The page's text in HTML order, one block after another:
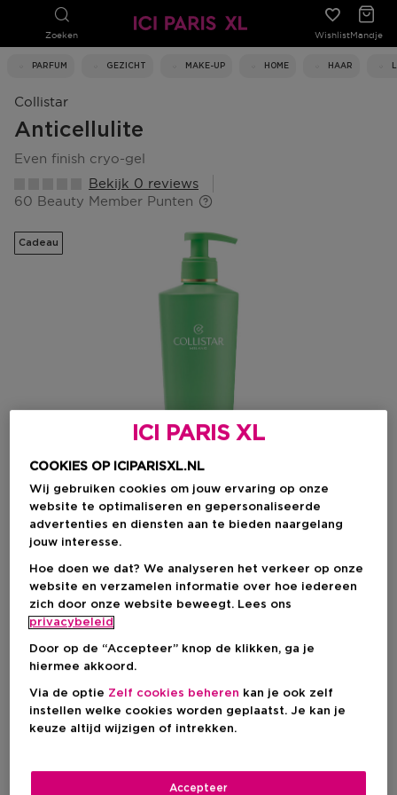
Zoeken WishlistMandje
PARFUM GEZICHT MAKE-UP HOME HAAR
Collistar
Anticellulite
even finish cryo-gel
Bekijk 0 reviews
60 Beauty Member Punten
Cadeau
Kies je formaat
400 ML
400 ML
€ 60,00
€ 60,00
ICI PARIS XL
COOKIES OP ICIPARISXL.NL
Wij gebruiken cookies om jouw ervaring op onze
website te optimaliseren en gepersonaliseerde
advertenties en diensten aan te bieden naargelang
jouw interesse.
Hoe doen we dat? We analyseren het verkeer op onze
website en verzamelen informatie over hoe iedereen
zich door onze website beweegt. Lees ons
privacybeleid
Door op de “Accepteer” knop de klikken, ga je
hiermee akkoord.
Via de optie Zelf cookies beheren kan je ook zelf
instellen welke cookies worden geplaatst. Je kan je
keuze altijd wijzigen of intrekken.
Accepteer